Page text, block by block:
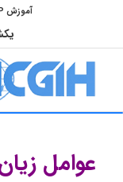
آموزش VIP
عوامل